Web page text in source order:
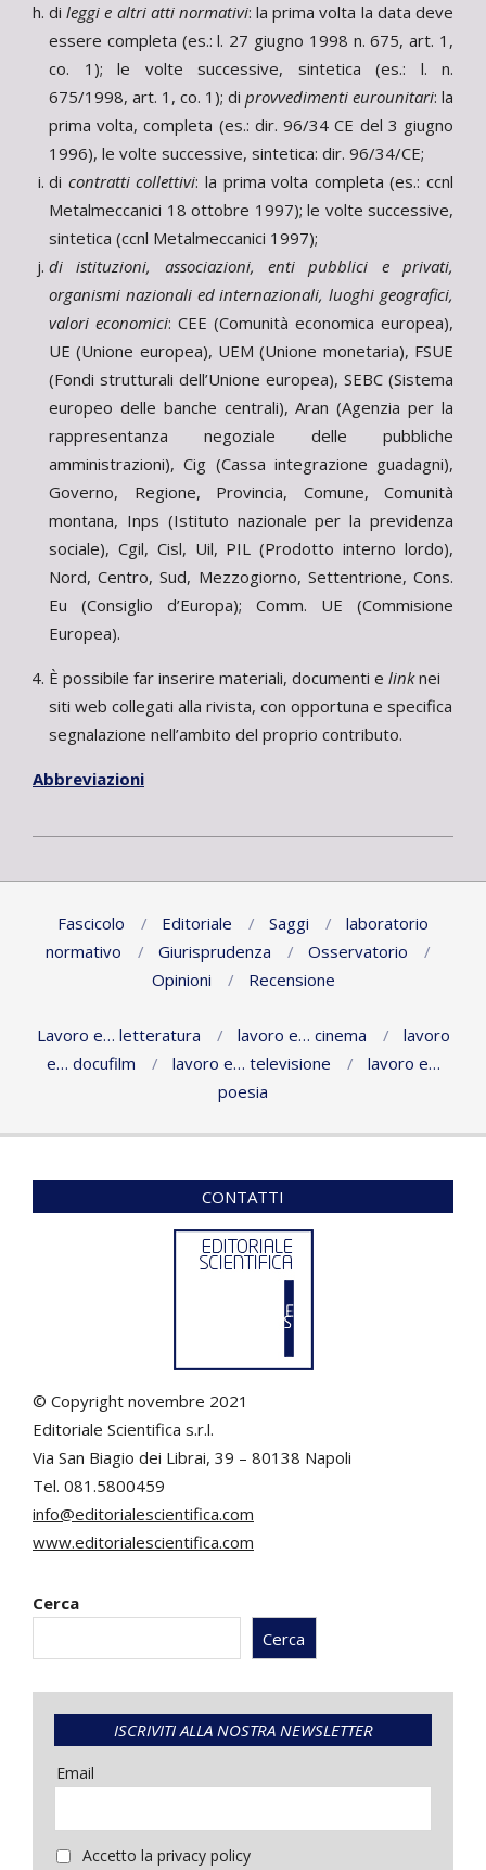
dileggi e altri atti normativi: la prima volta la data deve
essere completa (es.: l. 27 giugno 1998 n. 675, art. 1,
co. 1); le volte successive, sintetica (es.: l. n.
675/1998, art. 1, co. 1); di provvedimenti eurounitari: la
prima volta, completa (es.: dir. 96/34 CE del 3 giugno
1996), le volte successive, sintetica: dir. 96/34/CE;
di contratti collettivi: la prima volta completa (es.: ccnl
Metalmeccanici 18 ottobre 1997); le volte successive,
sintetica (ccnl Metalmeccanici 1997);
di istituzioni, associazioni, enti pubblici e privati,
organismi nazionali ed internazionali, luoghi geografici,
valori economici: CEE (Comunità economica europea),
UE (Unione europea), UEM (Unione monetaria), FSUE
(Fondi strutturali dell’Unione europea), SEBC (Sistema
europeo delle banche centrali), Aran (Agenzia per la
rappresentanza negoziale delle pubbliche
amministrazioni), Cig (Cassa integrazione guadagni),
Governo, Regione, Provincia, Comune, Comunità
montana, Inps (Istituto nazionale per la previdenza
sociale), Cgil, Cisl, Uil, PIL (Prodotto interno lordo),
Nord, Centro, Sud, Mezzogiorno, Settentrione, Cons.
Eu (Consiglio d’Europa); Comm. UE (Commisione
Europea).
È possibile far inserire materiali, documenti e linknei
siti web collegati alla rivista, con opportuna e specifica
segnalazione nell’ambito del proprio contributo.
Abbreviazioni
11-
Fascicolo Editoriale Saggi
laboratorio
normativo
Giurisprudenza
Osservatorio
Opinioni
Recensione
Lavoro e… letteratura lavoro e… cinema
lavoro
e… docufilm
lavoro e… televisione
lavoro e…
poesia
CONTATTI
© Copyright novembre 2021
Editoriale Scientifica s.r.l.
Via San Biagio dei Librai, 39 – 80138 Napoli
Tel. 081.5800459
info@editorialescientifica.com
www.editorialescientifica.com
Cerca
Cerca
ISCRIVITI ALLA NOSTRA NEWSLETTER
Email
Accetto la privacy policy